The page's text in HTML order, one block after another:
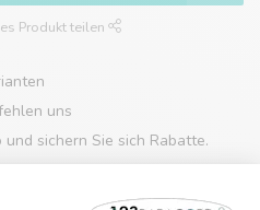
Produkt teilen
uns
sichern Sie sich Rabatte.
ab 150 €